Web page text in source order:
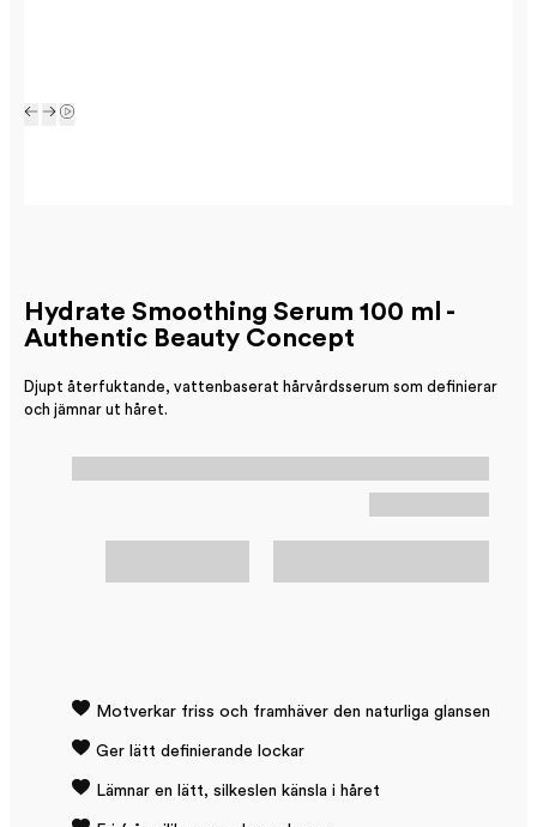
Hydrate Smoothing Serum 100 ml -
Authentic Beauty Concept
Djupt återfuktande, vattenbaserat hårvårdsserum som definierar
och jämnar ut håret.
Motverkar friss och framhäver den naturliga glansen
Ger lätt definierande lockar
Lämnar en lätt, silkeslen känsla i håret